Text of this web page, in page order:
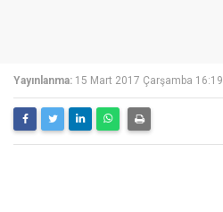
Yayınlanma: 15 Mart 2017 Çarşamba 16:19